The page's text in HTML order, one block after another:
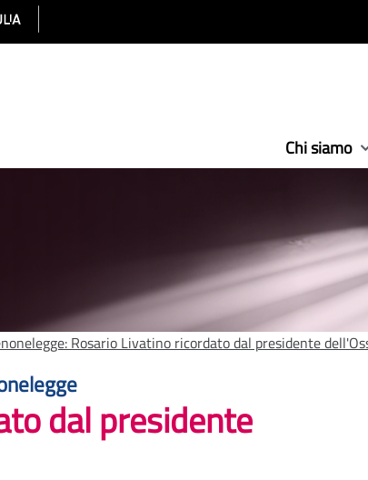
Chi siamo
Rosario Livatino ricordato dal presidente
:
dal presidente